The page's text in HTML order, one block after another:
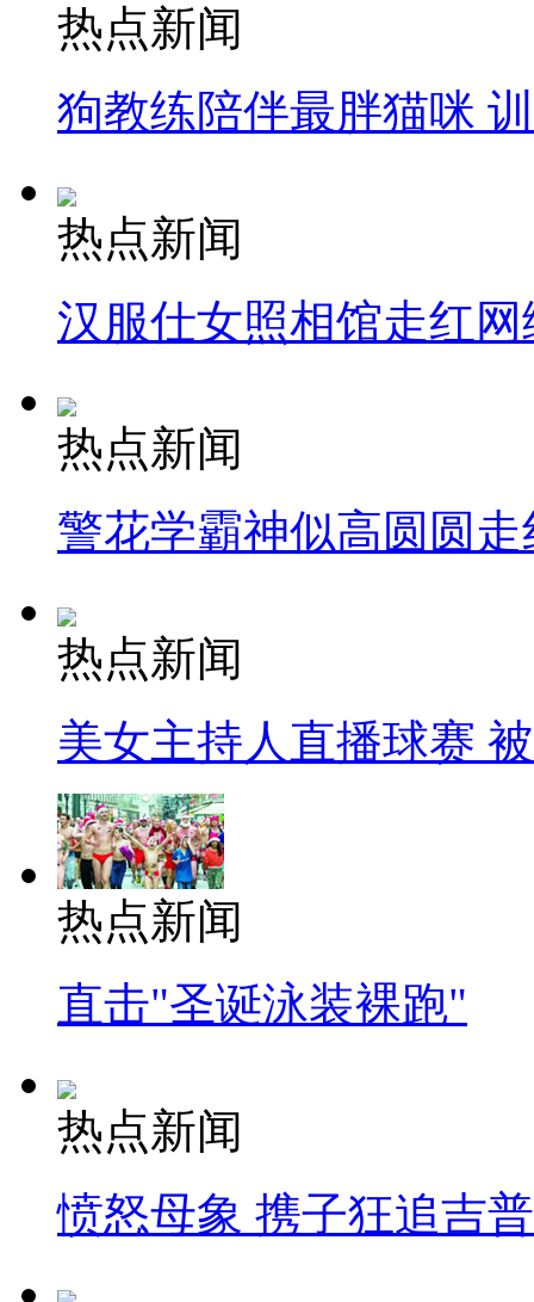
热点新闻
狗教练陪伴最胖猫咪
热点新闻
汉服仕女照相馆走红网
热点新闻
警花学霸神似高圆圆走
热点新闻
美女主持人直播球赛
热点新闻
直击"圣诞泳装裸跑"
热点新闻
愤怒母象 携子狂追吉